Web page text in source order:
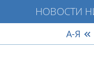
НОВОСТИ
А-Я